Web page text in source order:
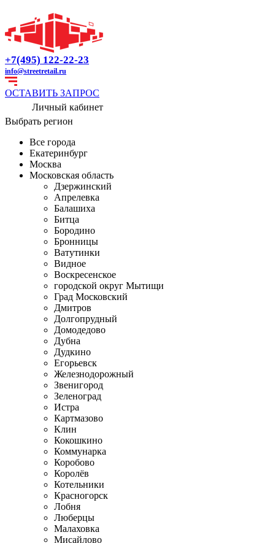
+7(495) 122-22-23
info@streetretail.ru
ОСТАВИТЬ ЗАПРОС
Личный кабинет
Выбрать регион
Все города
Екатеринбург
Москва
Московская область
Дзержинский
Апрелевка
Балашиха
Битца
Бородино
Бронницы
Ватутинки
Видное
Воскресенское
городской округ Мытищи
Град Московский
Дмитров
Долгопрудный
Домодедово
Дубна
Дудкино
Егорьевск
Железнодорожный
Звенигород
Зеленоград
Истра
Картмазово
Клин
Кокошкино
Коммунарка
Коробово
Королёв
Котельники
Красногорск
Лобня
Люберцы
Малаховка
Мисайлово